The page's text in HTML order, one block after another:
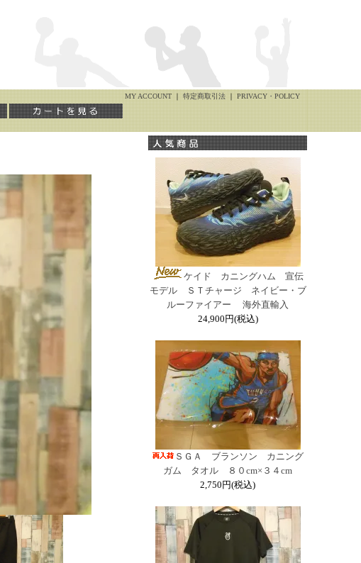
MY ACCOUNT｜特定商取引法｜PRIVACY・POLICY
ケイド カニングハム 宣伝
モデル ＳＴチャージ ネイビー・ブ
ルーファイアー 海外直輸入
24,900円(税込)
ＳＧＡ ブランソン カニング
ガム タオル ８０cm×３４cm
2,750円(税込)